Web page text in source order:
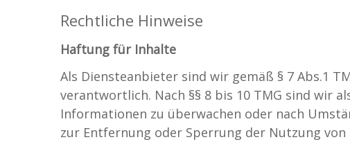
Rechtliche Hinweise
Haftung für Inhalte
Als Diensteanbieter sind wir gemäß § 7 Abs.1
verantwortlich. Nach §§ 8 bis 10 TMG sind wir
Informationen zu überwachen oder nach
zur Entfernung oder Sperrung der Nutzung